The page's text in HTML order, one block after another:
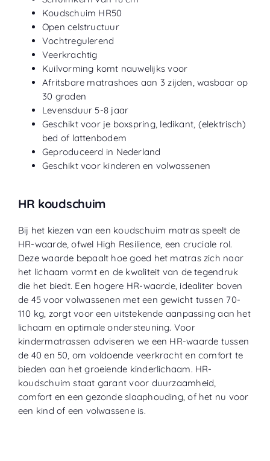
Koudschuim HR50
Open celstructuur
Vochtregulerend
Veerkrachtig
Kuilvorming komt nauwelijks voor
Afritsbare matrashoes aan 3 zijden, wasbaar op
30 graden
Levensduur 5-8 jaar
Geschikt voor je boxspring, ledikant, (elektrisch)
bed of lattenbodem
Geproduceerd in Nederland
Geschikt voor kinderen en volwassenen
HR koudschuim
Bij het kiezen van een koudschuim matras speelt de
HR-waarde, ofwel High Resilience, een cruciale rol.
Deze waarde bepaalt hoe goed het matras zich naar
het lichaam vormt en de kwaliteit van de tegendruk
die het biedt. Een hogere HR-waarde, idealiter boven
de 45 voor volwassenen met een gewicht tussen 70-
110 kg, zorgt voor een uitstekende aanpassing aan het
lichaam en optimale ondersteuning. Voor
kindermatrassen adviseren we een HR-waarde tussen
de 40 en 50, om voldoende veerkracht en comfort te
bieden aan het groeiende kinderlichaam. HR-
koudschuim staat garant voor duurzaamheid,
comfort en een gezonde slaaphouding, of het nu voor
een kind of een volwassene is.